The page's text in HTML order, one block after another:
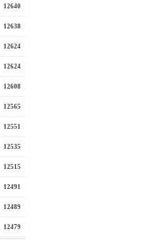
12640
12638
12624
12624
12608
12565
12551
12535
12515
12491
12489
12479